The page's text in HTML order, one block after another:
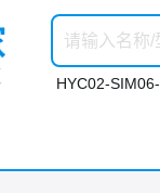
HYC02-